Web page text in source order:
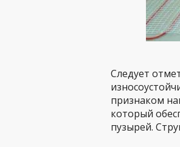
Следует
признаком
который
пузырей.